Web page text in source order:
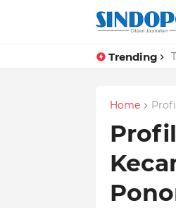
Trending
Home